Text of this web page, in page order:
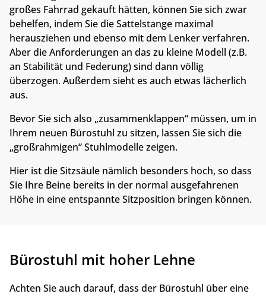
großes Fahrrad gekauft hätten, können Sie sich zwar
behelfen, indem Sie die Sattelstange maximal
herausziehen und ebenso mit dem Lenker verfahren.
Aber die Anforderungen an das zu kleine Modell (z.B.
an Stabilität und Federung) sind dann völlig
überzogen. Außerdem sieht es auch etwas lächerlich
aus.
Bevor Sie sich also „zusammenklappen“ müssen, um in
Ihrem neuen Bürostuhl zu sitzen, lassen Sie sich die
„großrahmigen“ Stuhlmodelle zeigen.
Hier ist die Sitzsäule nämlich besonders hoch, so dass
Sie Ihre Beine bereits in der normal ausgefahrenen
Höhe in eine entspannte Sitzposition bringen können.
Bürostuhl mit hoher Lehne
Achten Sie auch darauf, dass der Bürostuhl über eine